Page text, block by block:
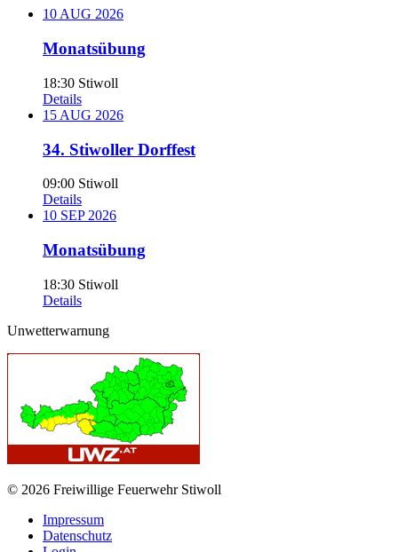
10AUG 2026
Monatsübung
18:30 Stiwoll
Details
15 AUG 2026
34. Stiwoller Dorffest
09:00 Stiwoll
Details
10 SEP 2026
Monatsübung
18:30 Stiwoll
Details
Unwetterwarnung
© 2026 Freiwillige Feuerwehr Stiwoll
Impressum
Datenschutz